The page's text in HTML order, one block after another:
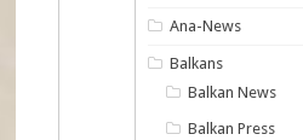
Ana-News
Balkans
Balkan News
Balkan Press